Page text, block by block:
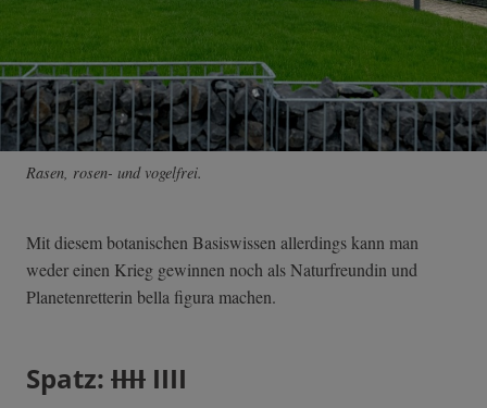
Rasen, rosen- und vogelfrei.
Mit diesem botanischen Basiswissen allerdings kann man
weder einen Krieg gewinnen noch als Naturfreundin und
Planetenretterin bella figura machen.
Spatz: IIII IIII